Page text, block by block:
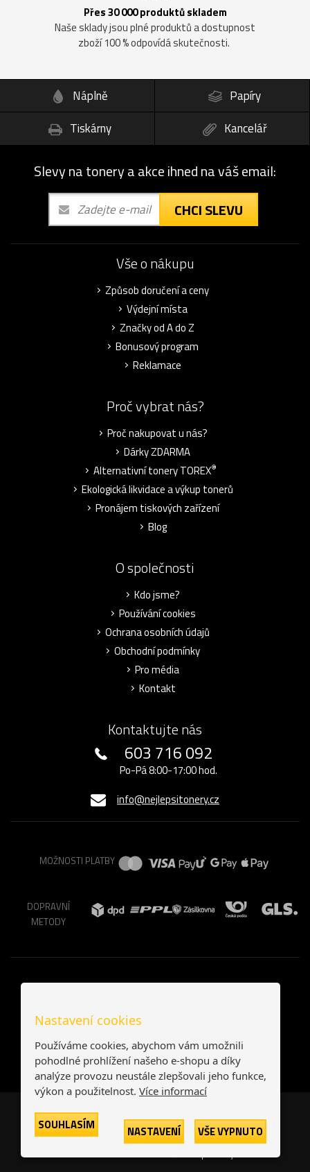
Přes 30 000 produktů skladem
Naše sklady jsou plné produktů a dostupnost
zboží 100 % odpovídá skutečnosti.
Náplně
Papíry
Tiskárny
Kancelář
Slevy na tonery a akce ihned na váš email:
CHCI SLEVU
Vše o nákupu
Způsob doručení a ceny
Výdejní místa
Značky od A do Z
Bonusový program
Reklamace
Proč vybrat nás?
Proč nakupovat u nás?
Dárky ZDARMA
Alternativní tonery TOREX®
Ekologická likvidace a výkup tonerů
Pronájem tiskových zařízení
Blog
O společnosti
Kdo jsme?
Používání cookies
Ochrana osobních údajů
Obchodní podmínky
Pro média
Kontakt
Kontaktujte nás
603 716 092
Po-Pá 8:00-17:00 hod.
info@nejlepsitonery.cz
MOŽNOSTI PLATBY
DOPRAVNÍ
METODY
Česká republika Slovensko
© 2026
-
Printonia s.r.o.
-
Všechna práva vyhrazena
Nastavení cookies
Používáme cookies, abychom vám umožnili
pohodlné prohlížení našeho e-shopu a díky
analýze provozu neustále zlepšovali jeho funkce,
výkon a použitelnost. Více informací
SOUHLASÍM NASTAVENÍ VŠE VYPNUTO